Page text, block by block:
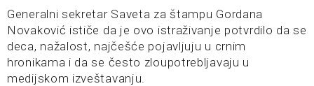
Generalni sekretar Saveta za štampu Gordana
Novaković ističe da je ovo istraživanje potvrdilo da se
deca, nažalost, najčešće pojavljuju u crnim
hronikama i da se često zloupotrebljavaju u
medijskom izveštavanju.